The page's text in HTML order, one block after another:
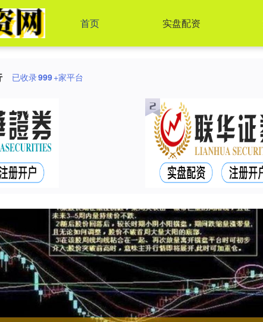
首页 实盘配资
已收录999+家平台